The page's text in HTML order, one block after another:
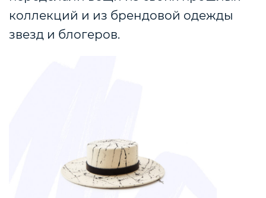
коллекций и из брендовой одежды
звезд и блогеров.